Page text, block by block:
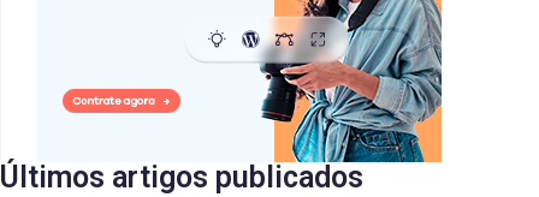
Últimos artigos publicados​